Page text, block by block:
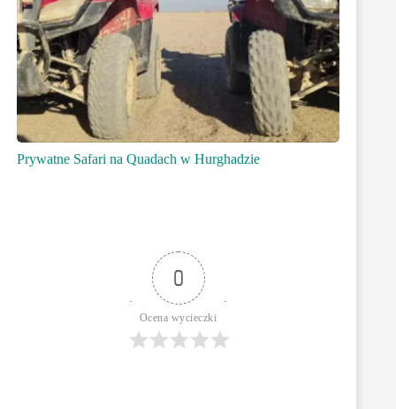
Prywatne Safari na Quadach w Hurghadzie
0
Ocena wycieczki